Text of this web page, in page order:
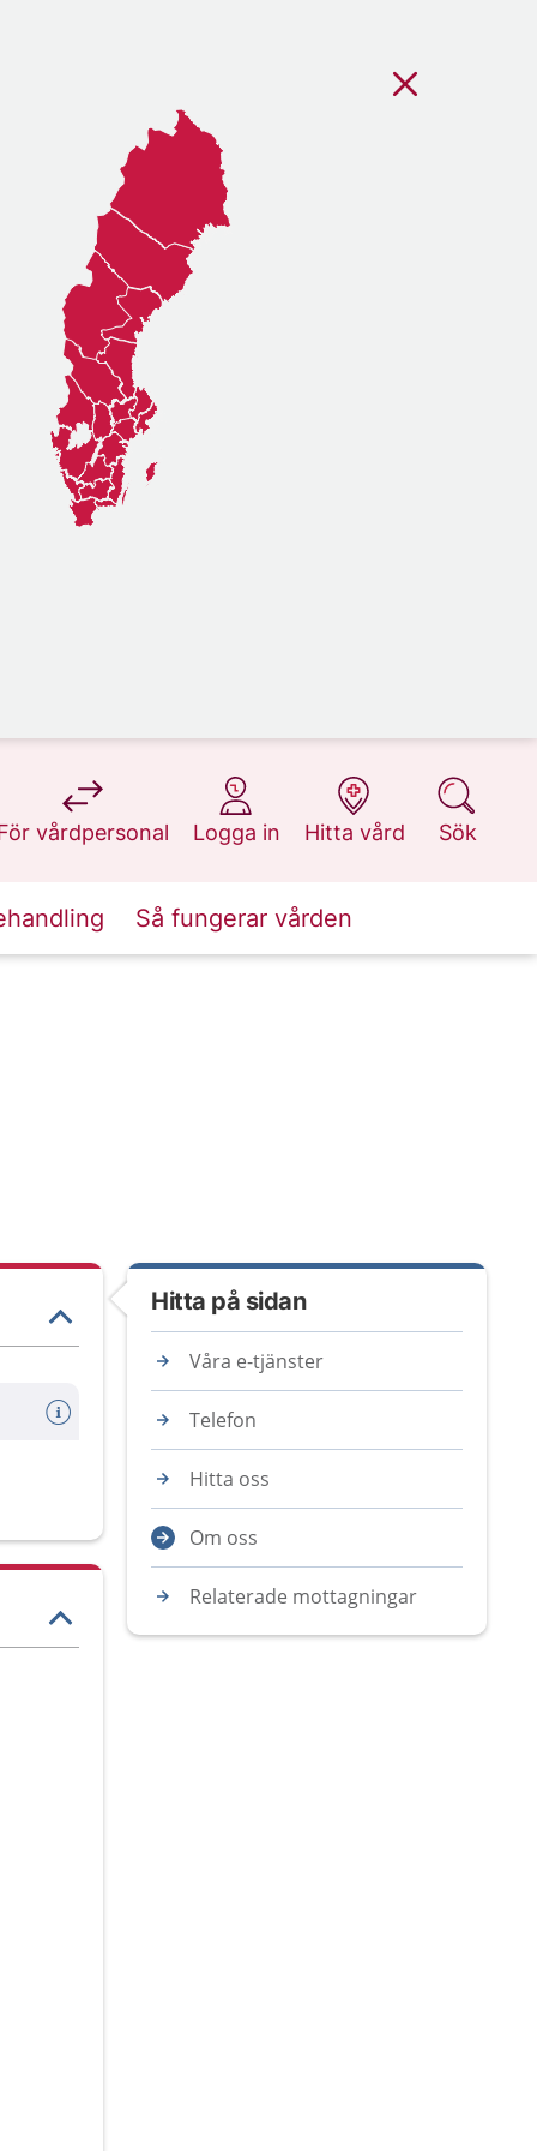
vårdpersonal
på 1177.se
Logga in
på 1177.se
Hitta vård
på 1177.se
Sök
på 1177.se
Så fungerar vården
Hitta på sidan
Våra e-tjänster
Telefon
Hitta oss
Om oss
Relaterade mottagningar